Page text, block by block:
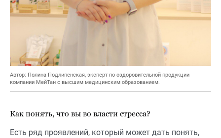
Автор: Полина Подлипенская, эксперт по оздоровительной продукции
компании МейТан с высшим медицинским образованием.
Как понять, что вы во власти стресса?
Есть ряд проявлений, который может дать понять,